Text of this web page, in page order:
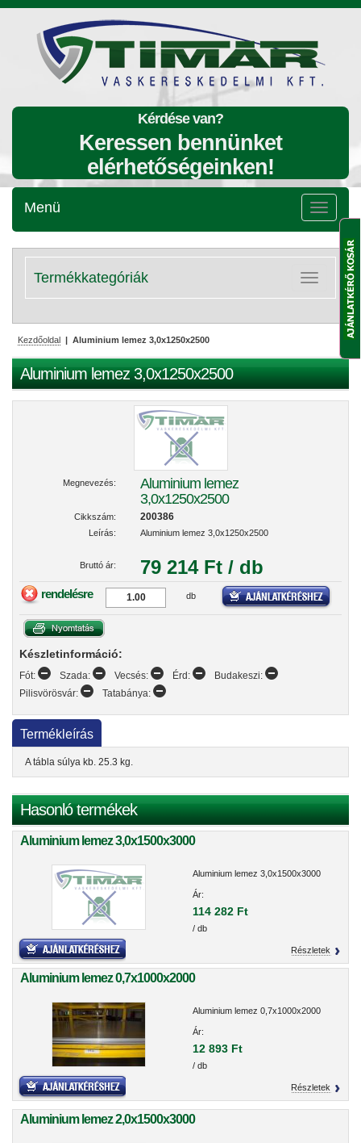
Kérdése van?
Keressen bennünket
elérhetőségeinken!
Menü
Menü
Kategóriák
lenyitása
Termékkategóriák
Kezdőoldal | Aluminium lemez 3,0x1250x2500
Aluminium lemez 3,0x1250x2500
Megnevezés:
Aluminium lemez
3,0x1250x2500
Cikkszám: 200386
Leírás: Aluminium lemez 3,0x1250x2500
Bruttó ár: 79 214 Ft / db
rendelésre db
Készletinformáció:
Fót: Szada: Vecsés: Érd:
Budakeszi:
Pilisvörösvár:
Tatabánya:
Termékleírás
A tábla súlya kb. 25.3 kg.
Hasonló termékek
Aluminium lemez 3,0x1500x3000
Aluminium lemez 3,0x1500x3000
Ár:
114 282 Ft
/ db
Részletek
Aluminium lemez 0,7x1000x2000
Aluminium lemez 0,7x1000x2000
Ár:
12 893 Ft
/ db
Részletek
Aluminium lemez 2,0x1500x3000